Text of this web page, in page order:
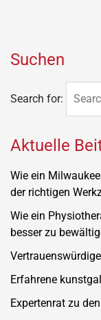
Suchen
Search for:
Aktuelle
Wie ein
der richtigen
Wie ein
besser zu
Erfahrene
Expertenrat zu